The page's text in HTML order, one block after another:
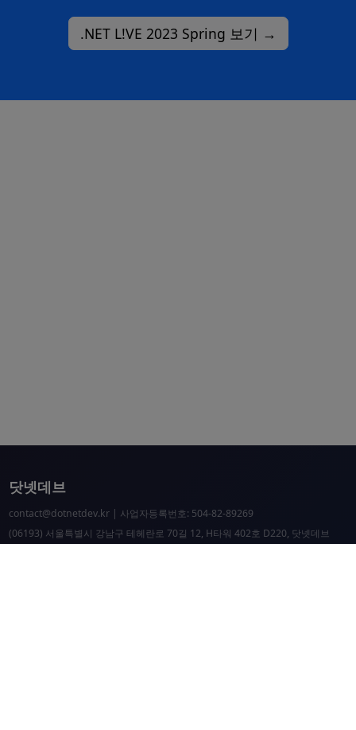
.NET L!VE 2023 Spring 보기 →
닷넷데브
contact@dotnetdev.kr| 사업자등록번호: 504-82-89269
(06193) 서울특별시 강남구 테헤란로 70길 12, H타워 402호 D220, 닷넷데브